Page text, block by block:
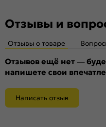
Верхний замок:
Класс замка:
Класс шумоизоляции:
Цилиндр:
Накладка цилиндровая
наружная:
Накладка цилиндровая
Отзывы и
Отзывы о товаре
Отзывов ещё нет —
напишете свои
Написать отзыв